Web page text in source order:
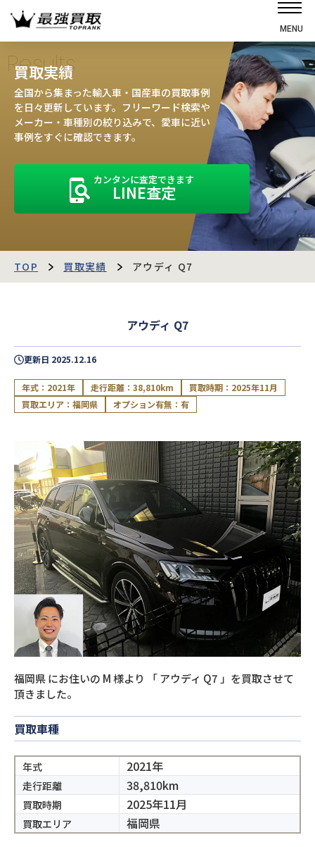
MENU
選ばれる理由
高価買取の仕組み
売却の流れ
お客様の声
運営会社
最強買取マガジン
閉じる
Results
買取実績
全国から集まった輸入車・国産車の買取事例
を日々更新しています。フリーワード検索や
メーカー・車種別の絞り込みで、愛車に近い
事例をすぐに確認できます。
カンタンに査定できます
LINE査定
TOP 買取実績 アウディ Q7
アウディ Q7
更新日 2025.12.16
年式：2021年 走行距離：38,810km
買取時期：2025年11月
買取エリア：福岡県
オプション有無：有
福岡県にお住いの M様より 「アウディ Q7 」を買取させて
頂きました。
買取車種
年式 2021年
走行距離 38,810km
買取時期 2025年11月
買取エリア 福岡県